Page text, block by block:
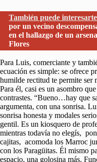
También puede interesarte
por un vecino
en el hallazgo de un
Flores
Para Luis, comerciante y
ecuación es simple: se ofrece
humilde rectitud te permite ser
Para él, casi es un asombro
contrastes. “Bueno…hay que
argumenta, con una sonrisa.
sonrisa honesta y modales
gentil. Es un kiosquero de
mientras todavía no elegís,
cajitas, acomoda los Marroc
con los Paragüitas. Él mismo
espacio, una golosina más.